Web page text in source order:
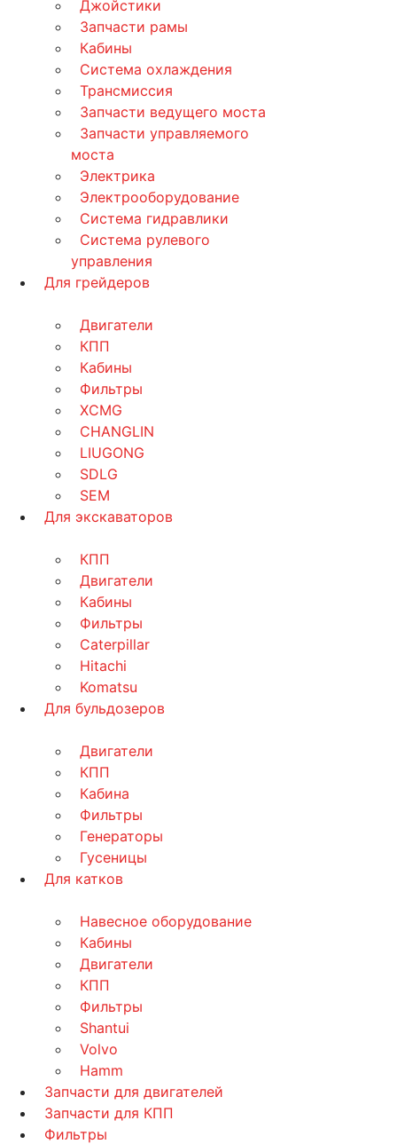
Джойстики
Запчасти рамы
Кабины
Система охлаждения
Трансмиссия
Запчасти ведущего моста
Запчасти управляемого
моста
Электрика
Электрооборудование
Система гидравлики
Система рулевого
управления
Для грейдеров
Двигатели
КПП
Кабины
Фильтры
XCMG
CHANGLIN
LIUGONG
SDLG
SEM
Для экскаваторов
КПП
Двигатели
Кабины
Фильтры
Caterpillar
Hitachi
Komatsu
Для бульдозеров
Двигатели
КПП
Кабина
Фильтры
Генераторы
Гусеницы
Для катков
Навесное оборудование
Кабины
Двигатели
КПП
Фильтры
Shantui
Volvo
Hamm
Запчасти для двигателей
Запчасти для КПП
Фильтры